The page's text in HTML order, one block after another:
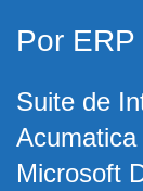
Por ERP
Suite de
Acumatica
Microsoft